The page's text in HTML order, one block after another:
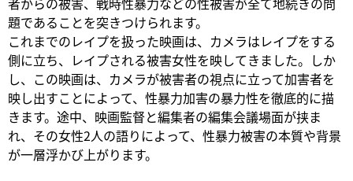
題であることを突きつけられます。
これまでのレイプを扱った映画は、カメラはレイプをする
側に立ち、レイプされる被害女性を映してきました。しか
し、この映画は、カメラが被害者の視点に立って加害者を
映し出すことによって、性暴力加害の暴力性を徹底的に描
きます。途中、映画監督と編集者の編集会議場面が挟ま
れ、その女性2人の語りによって、性暴力被害の本質や背景
が一層浮かび上がります。